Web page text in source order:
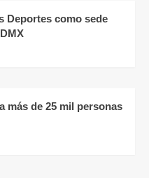
Deportes como sede
más de 25 mil personas